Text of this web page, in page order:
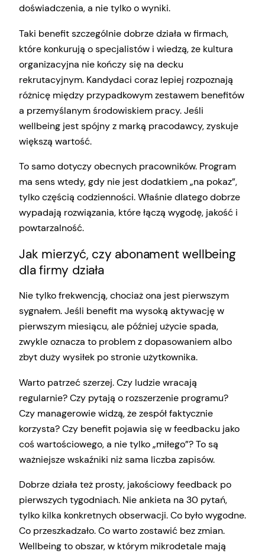
doświadczenia, a nie tylko o wyniki.
Taki benefit szczególnie dobrze działa w firmach,
które konkurują o specjalistów i wiedzą, że kultura
organizacyjna nie kończy się na decku
rekrutacyjnym. Kandydaci coraz lepiej rozpoznają
różnicę między przypadkowym zestawem benefitów
a przemyślanym środowiskiem pracy. Jeśli
wellbeing jest spójny z marką pracodawcy, zyskuje
większą wartość.
To samo dotyczy obecnych pracowników. Program
ma sens wtedy, gdy nie jest dodatkiem „na pokaz”,
tylko częścią codzienności. Właśnie dlatego dobrze
wypadają rozwiązania, które łączą wygodę, jakość i
powtarzalność.
Jak mierzyć, czy abonament wellbeing
dla firmy działa
Nie tylko frekwencją, chociaż ona jest pierwszym
sygnałem. Jeśli benefit ma wysoką aktywację w
pierwszym miesiącu, ale później użycie spada,
zwykle oznacza to problem z dopasowaniem albo
zbyt duży wysiłek po stronie użytkownika.
Warto patrzeć szerzej. Czy ludzie wracają
regularnie? Czy pytają o rozszerzenie programu?
Czy managerowie widzą, że zespół faktycznie
korzysta? Czy benefit pojawia się w feedbacku jako
coś wartościowego, a nie tylko „miłego”? To są
ważniejsze wskaźniki niż sama liczba zapisów.
Dobrze działa też prosty, jakościowy feedback po
pierwszych tygodniach. Nie ankieta na 30 pytań,
tylko kilka konkretnych obserwacji. Co było wygodne.
Co przeszkadzało. Co warto zostawić bez zmian.
Wellbeing to obszar, w którym mikrodetale mają